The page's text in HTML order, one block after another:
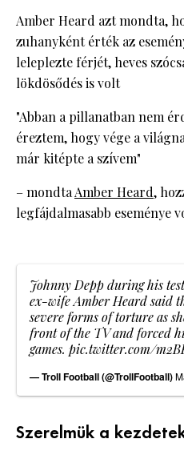
Amber Heard azt mondta,
zuhanyként érték az
leleplezte férjét, heves
lökdösődés is volt
"Abban a pillanatban nem
éreztem, hogy vége a
már kitépte a szívem"
– mondta Amber Heard,
legfájdalmasabb eseménye
Johnny Depp during his
ex-wife Amber Heard said
severe forms of torture as
front of the TV and forced
games. pic.twitter.com/
— Troll Football (@TrollFootball)
Szerelmük a